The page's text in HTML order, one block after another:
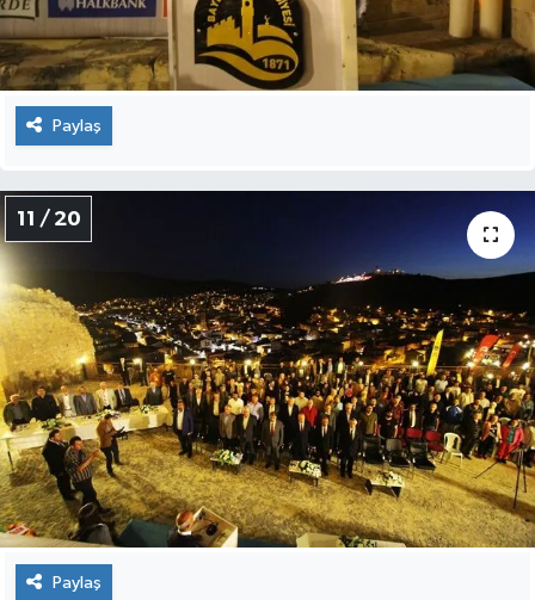
Paylaş
11 / 20
Paylaş